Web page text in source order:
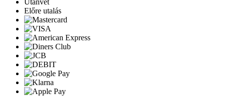
Előre utalás